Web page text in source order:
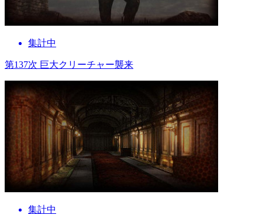
集計中
第137次 巨大クリーチャー襲来
集計中